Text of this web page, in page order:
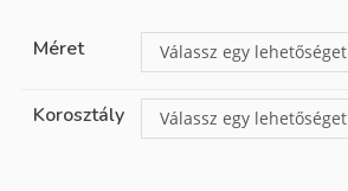
Méret Válassz egy lehetőséget
Korosztály Válassz egy lehetőséget